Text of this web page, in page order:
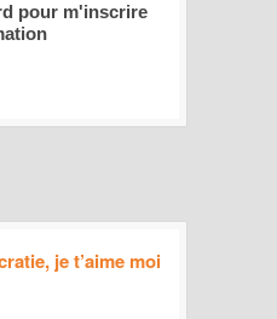
pour m'inscrire
je t’aime moi